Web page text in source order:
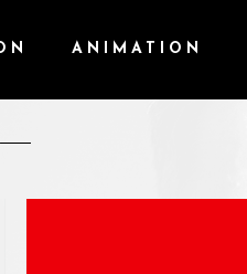
ANIMATION